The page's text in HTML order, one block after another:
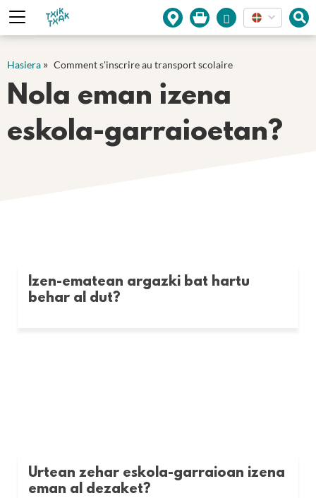
Cookies management panel
Hasiera » Comment s'inscrire au transport scolaire
Nola eman izena
eskola-garraioetan?
Izen-ematean argazki bat hartu
behar al dut?
Urtean zehar eskola-garraioan izena
eman al dezaket?